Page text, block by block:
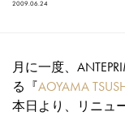
2009.06.24
月に一度、
る『AOYAMA
本日より、リニュ